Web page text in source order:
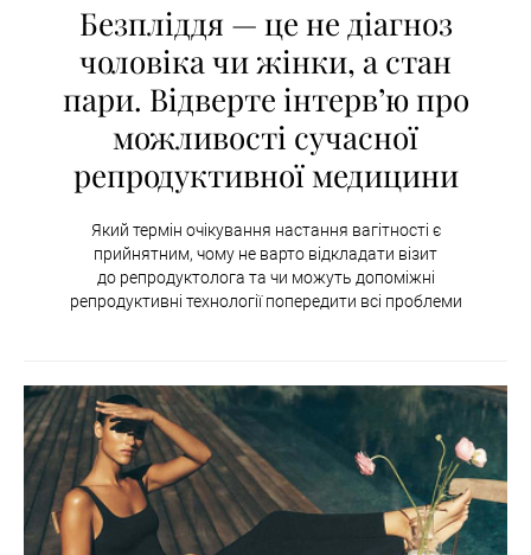
Безпліддя — це не діагноз
чоловіка чи жінки, а стан
пари. Відверте інтервʼю про
можливості сучасної
репродуктивної медицини
Який термін очікування настання вагітності є
прийнятним, чому не варто відкладати візит
до репродуктолога та чи можуть допоміжні
репродуктивні технології попередити всі проблеми